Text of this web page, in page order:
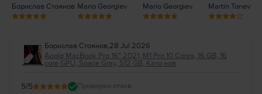
Борислав Стоянов Mario Georgiev Mario Georgiev Martin Tonev
Борислав Стоянов,28 Jul 2026
Apple MacBook Pro 16″ 2021, M1 Pro 10 Cores, 16 GB, 16
core GPU, Space Gray, 512 GB, Като нов
5/5 Проверен отзив